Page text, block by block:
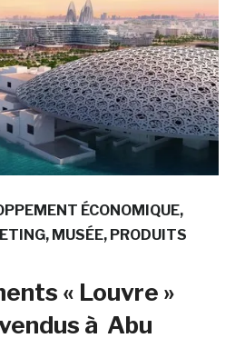
ÉCONOMIQUE
MUSÉE PRODUITS
« Louvre »
à Abu